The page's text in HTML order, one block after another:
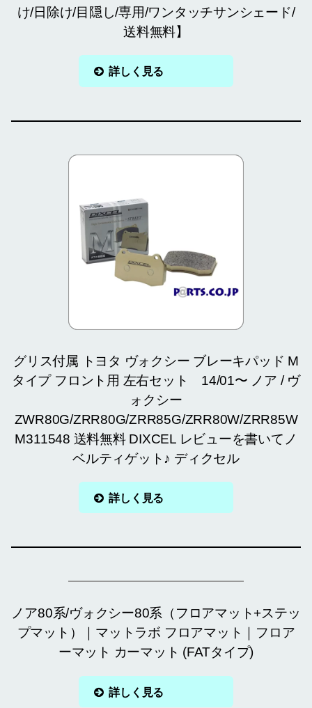
け/日除け/目隠し/専用/ワンタッチサンシェード/
送料無料】
詳しく見る
グリス付属 トヨタ ヴォクシー ブレーキパッド M
タイプ フロント用 左右セット 14/01〜 ノア / ヴ
ォクシー
ZWR80G/ZRR80G/ZRR85G/ZRR80W/ZRR85W
M311548 送料無料 DIXCEL レビューを書いてノ
ベルティゲット♪ ディクセル
詳しく見る
ノア80系/ヴォクシー80系（フロアマット+ステッ
プマット）｜マットラボ フロアマット｜フロア
ーマット カーマット (FATタイプ)
詳しく見る